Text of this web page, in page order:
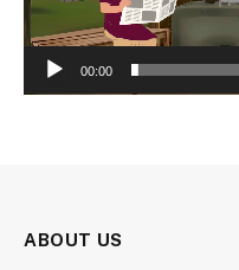
00:00
ABOUT US